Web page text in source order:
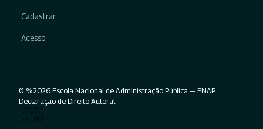
Cadastrar
Acesso
© %2026 Escola Nacional de Administração Pública — ENAP.
Declaração de Direito Autoral